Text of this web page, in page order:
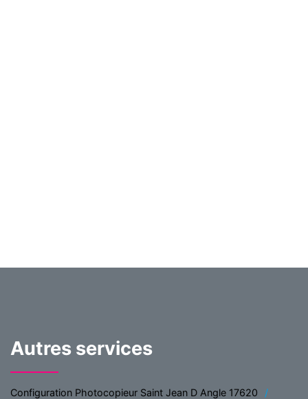
Autres services
Configuration Photocopieur Saint Jean D Angle 17620